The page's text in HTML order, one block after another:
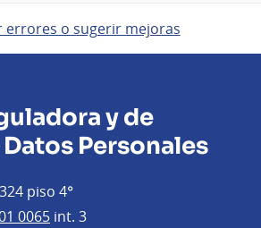
errores o sugerir mejoras
y de
Personales
piso 4°
0065 int. 3